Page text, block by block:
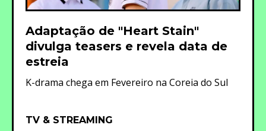
Adaptação de "Heart Stain"
divulga teasers e revela data de
estreia
K-drama chega em Fevereiro na Coreia do Sul
TV & STREAMING